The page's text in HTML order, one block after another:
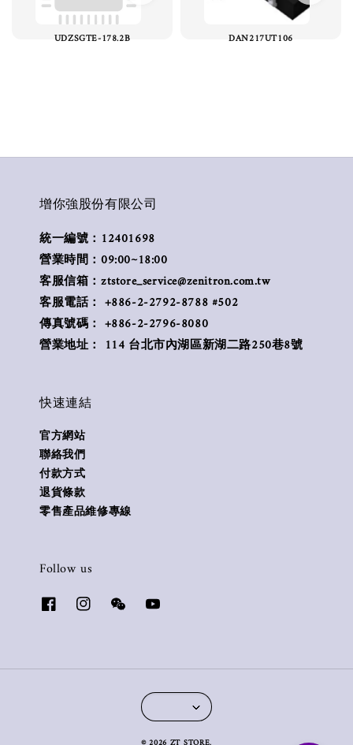
UDZSGTE-178.2B DAN217UT106
增你強股份有限公司
統一編號：12401698
營業時間：09:00~18:00
客服信箱：ztstore_service@zenitron.com.tw
客服電話： +886-2-2792-8788 #502
傳真號碼： +886-2-2796-8080
營業地址： 114 台北市內湖區新湖二路250巷8號
快速連結
官方網站
聯絡我們
付款方式
退貨條款
零售產品維修專線
Follow us